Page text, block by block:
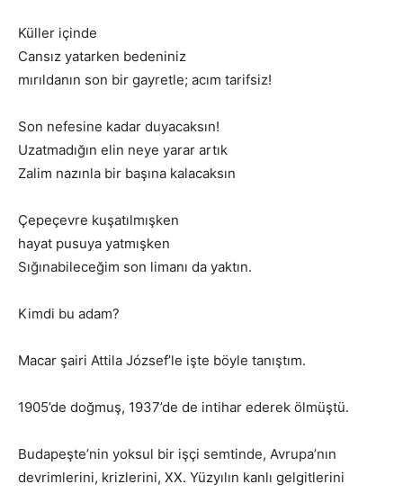
Küller içinde
Cansız yatarken bedeniniz
mırıldanın son bir gayretle; acım tarifsiz!
Son nefesine kadar duyacaksın!
Uzatmadığın elin neye yarar artık
Zalim nazınla bir başına kalacaksın
Çepeçevre kuşatılmışken
hayat pusuya yatmışken
Sığınabileceğim son limanı da yaktın.
Kimdi bu adam?
Macar şairi Attila József’le işte böyle tanıştım.
1905’de doğmuş, 1937’de de intihar ederek ölmüştü.
Budapeşte’nin yoksul bir işçi semtinde, Avrupa’nın
devrimlerini, krizlerini, XX. Yüzyılın kanlı gelgitlerini